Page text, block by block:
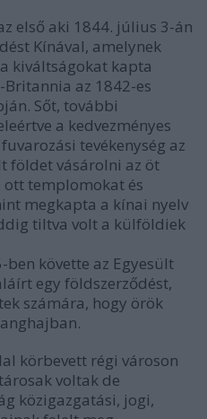
első aki 1844. július 3-án
Kínával, amelynek
kiváltságokat kapta
az 1842-es
Sőt, további
a kedvezményes
tevékenység az
földet vásárolni az öt
ott templomokat és
megkapta a kínai nyelv
tiltva volt a külföldiek
követte az Egyesült
egy földszerződést,
számára, hogy örök
körbevett régi városon
voltak de
közigazgatási, jogi,